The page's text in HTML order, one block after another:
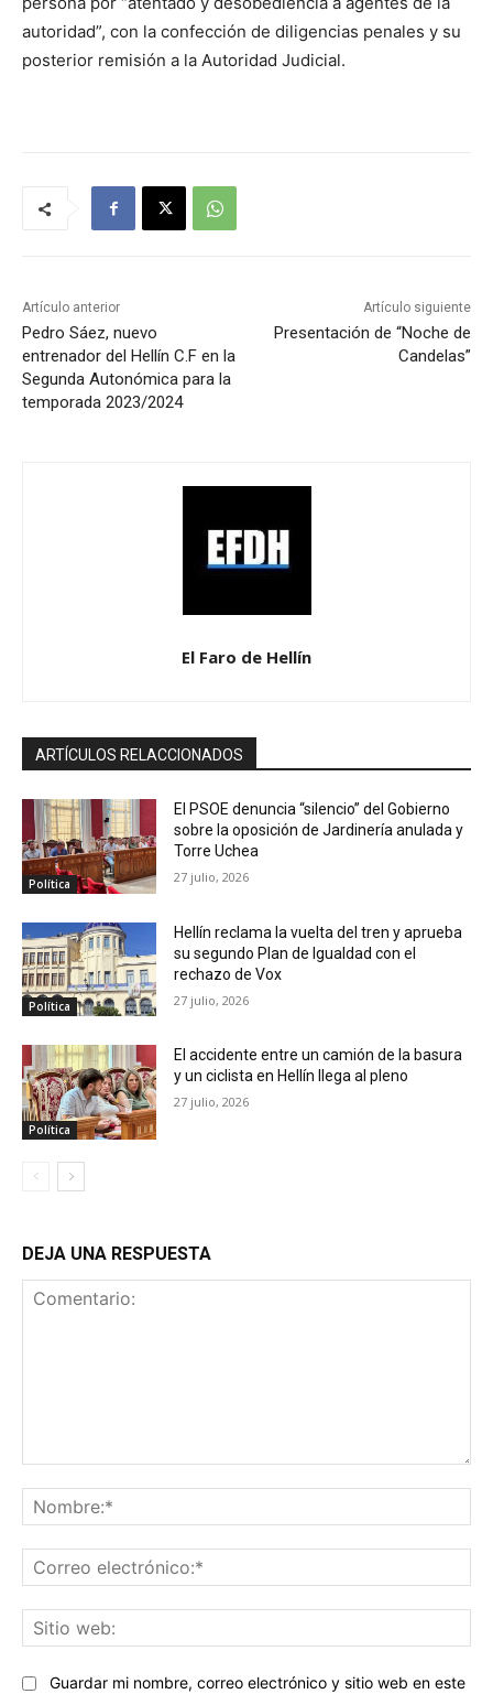
autoridad”, con la confección de diligencias penales y su
posterior remisión a la Autoridad Judicial.
Artículo anterior
Pedro Sáez, nuevo
entrenador del Hellín C.F en la
Segunda Autonómica para la
temporada 2023/2024
Artículo siguiente
Presentación de “Noche de
Candelas”
El Faro de Hellín
ARTÍCULOS RELACCIONADOS
Política
El PSOE denuncia “silencio” del Gobierno
sobre la oposición de Jardinería anulada y
Torre Uchea
27 julio, 2026
Política
Hellín reclama la vuelta del tren y aprueba
su segundo Plan de Igualdad con el
rechazo de Vox
27 julio, 2026
Política
El accidente entre un camión de la basura
y un ciclista en Hellín llega al pleno
27 julio, 2026
DEJA UNA RESPUESTA
Guardar mi nombre, correo electrónico y sitio web en este